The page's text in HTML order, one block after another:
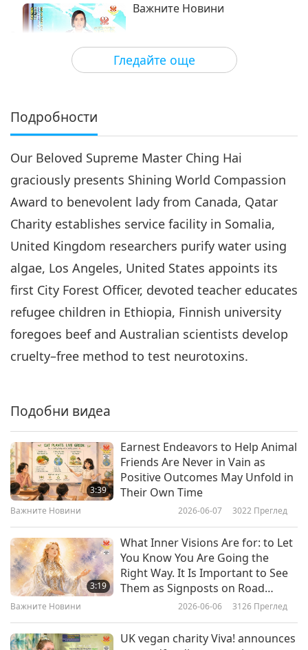
Гледайте още
28:53
Важните Новини
Важните Новини 2019-12-03 3888
4
2019-12-04
5
33:04
Важните Новини
Важните Новини 2019-12-05 3423Преглед
28:05
Важните Новини
Важните Новини 2019-12-06 3535
7
27:13
Важните Новини 2019-12-07 3377Преглед
8
30:57
Важните Новини
Важните Новини 2019-12-08 3398Преглед
9
28:30
Важните Новини
Важните Новини 2019-12-09 3186Преглед
Подробности
Our Beloved Supreme Master Ching Hai
graciously presents Shining World Compassion
Award to benevolent lady from Canada, Qatar
Charity establishes service facility in Somalia,
United Kingdom researchers purify water using
algae, Los Angeles, United States appoints its
first City Forest Officer, devoted teacher educates
refugee children in Ethiopia, Finnish university
foregoes beef and Australian scientists develop
cruelty–free method to test neurotoxins.
Подобни видеа
3:39
Earnest Endeavors to Help Animal
Friends Are Never in Vain as
Positive Outcomes May Unfold in
Their Own Time
Важните Новини 2026-06-07 3022 Преглед
3:19
What Inner Visions Are for: to Let
You Know You Are Going the
Right Way. It Is Important to See
Them as Signposts on Road
Home Without Being too
Важните Новини 2026-06-06 3126 Преглед
UK vegan charity Viva! announces